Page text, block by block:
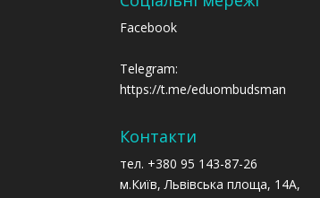
Facebook
Telegram:
https://t.me/eduombudsman
Контакти
тел. +380 95 143-87-26
м.Київ, Львівська площа, 14А,